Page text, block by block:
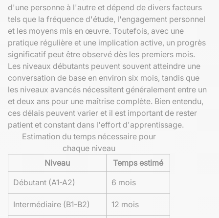
d'une personne à l'autre et dépend de divers facteurs
tels que la fréquence d'étude, l'engagement personnel
et les moyens mis en œuvre. Toutefois, avec une
pratique régulière et une implication active, un progrès
significatif peut être observé dès les premiers mois.
Les niveaux débutants peuvent souvent atteindre une
conversation de base en environ six mois, tandis que
les niveaux avancés nécessitent généralement entre un
et deux ans pour une maîtrise complète. Bien entendu,
ces délais peuvent varier et il est important de rester
patient et constant dans l'effort d'apprentissage.
Estimation du temps nécessaire pour
chaque niveau
Niveau
Temps estimé
Débutant (A1-A2)
6 mois
Intermédiaire (B1-B2) 12 mois